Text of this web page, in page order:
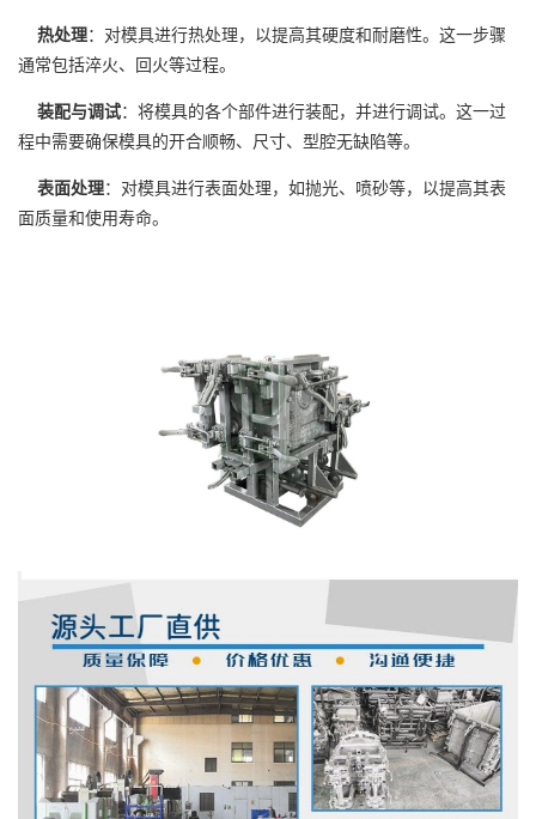
热处理：对模具进行热处理，以提高其硬度和耐磨性。这一步骤
通常包括淬火、回火等过程。
装配与调试：将模具的各个部件进行装配，并进行调试。这一过
程中需要确保模具的开合顺畅、尺寸、型腔无缺陷等。
表面处理：对模具进行表面处理，如抛光、喷砂等，以提高其表
面质量和使用寿命。